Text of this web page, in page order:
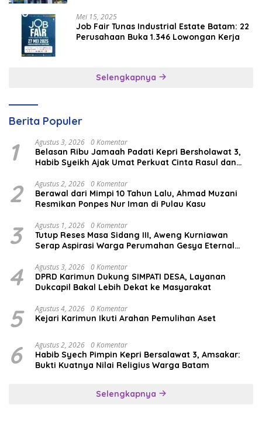
Mei 15, 2025
Job Fair Tunas Industrial Estate Batam: 22
Perusahaan Buka 1.346 Lowongan Kerja
Selengkapnya
Berita Populer
1 Agustus 3, 2026 0 Komentar
Belasan Ribu Jamaah Padati Kepri Bersholawat 3,
Habib Syeikh Ajak Umat Perkuat Cinta Rasul dan
2 Agustus 2, 2026 0 Komentar
Berawal dari Mimpi 10 Tahun Lalu, Ahmad Muzani
Resmikan Ponpes Nur Iman di Pulau Kasu
3 Agustus 1, 2026 0 Komentar
Tutup Reses Masa Sidang III, Aweng Kurniawan
Serap Aspirasi Warga Perumahan Gesya Eternal
4 Agustus 3, 2026 0 Komentar
DPRD Karimun Dukung SIMPATI DESA, Layanan
Dukcapil Bakal Lebih Dekat ke Masyarakat
5 Agustus 4, 2026 0 Komentar
Kejari Karimun Ikuti Arahan Pemulihan Aset
6 Agustus 2, 2026 0 Komentar
Habib Syech Pimpin Kepri Bersalawat 3, Amsakar:
Bukti Kuatnya Nilai Religius Warga Batam
Selengkapnya